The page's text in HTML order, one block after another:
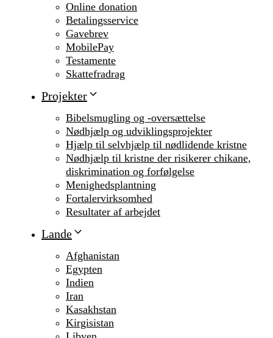
Online donation
Betalingsservice
Gavebrev
MobilePay
Testamente
Skattefradrag
Projekter
Bibelsmugling og -oversættelse
Nødhjælp og udviklingsprojekter
Hjælp til selvhjælp til nødlidende kristne
Nødhjælp til kristne der risikerer chikane,
diskrimination og forfølgelse
Menighedsplantning
Fortalervirksomhed
Resultater af arbejdet
Lande
Afghanistan
Egypten
Indien
Iran
Kasakhstan
Kirgisistan